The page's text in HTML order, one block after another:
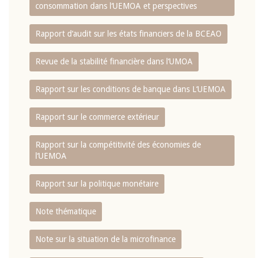
consommation dans l‘UEMOA et perspectives
Rapport d‘audit sur les états financiers de la BCEAO
Revue de la stabilité financière dans l‘UMOA
Rapport sur les conditions de banque dans L‘UEMOA
Rapport sur le commerce extérieur
Rapport sur la compétitivité des économies de
l‘UEMOA
Rapport sur la politique monétaire
Note thématique
Note sur la situation de la microfinance